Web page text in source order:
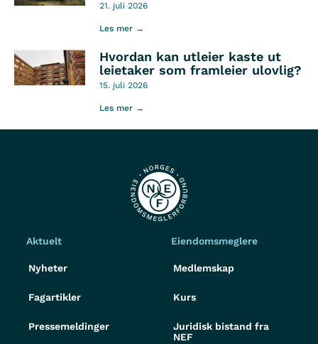
21. juli 2026
Les mer →
Hvordan kan utleier kaste ut
leietaker som framleier ulovlig?
15. juli 2026
Les mer →
Aktuelt
Nyheter
Fagartikler
Pressemeldinger
Eiendomsmeglere
Medlemskap
Kurs
Juridisk bistand fra
NEF